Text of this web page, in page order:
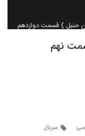
حنبل ) قسمت دوازدهم
نهم
سریال